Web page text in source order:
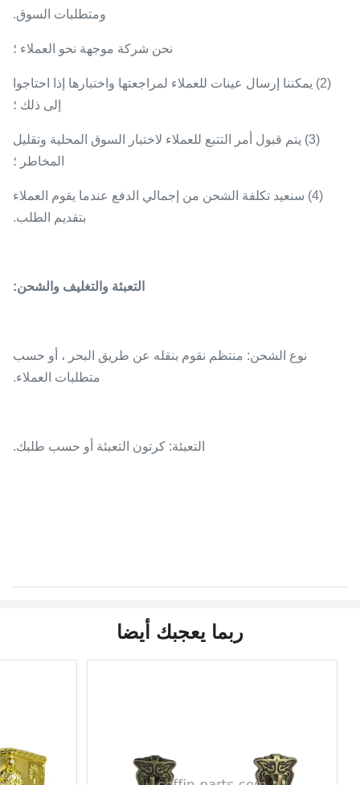
ومتطلبات السوق.
نحن شركة موجهة نحو العملاء ؛
(2) يمكننا إرسال عينات للعملاء لمراجعتها واختبارها إذا احتاجوا
إلى ذلك ؛
(3) يتم قبول أمر التتبع للعملاء لاختبار السوق المحلية وتقليل
المخاطر ؛
(4) سنعيد تكلفة الشحن من إجمالي الدفع عندما يقوم العملاء
بتقديم الطلب.
التعبئة والتغليف والشحن:
نوع الشحن: منتظم نقوم بنقله عن طريق البحر ، أو حسب
متطلبات العملاء.
التعبئة: كرتون التعبئة أو حسب طلبك.
ربما يعجبك أيضا